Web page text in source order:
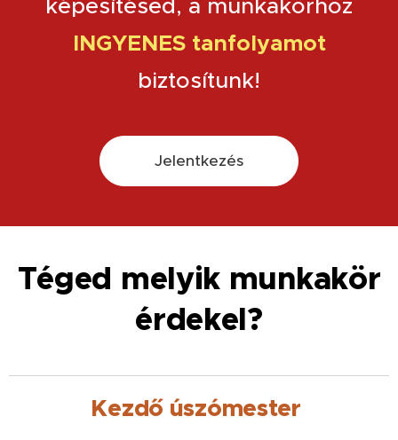
képesítésed, a munkakörhöz
INGYENES tanfolyamot
biztosítunk!
Jelentkezés
Téged melyik munkakör
érdekel?
Kezdő úszómester